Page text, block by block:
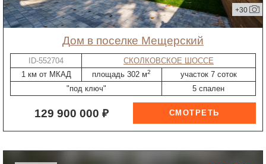
+30
дом в поселке Мещерский
ID-552704
СКОЛКОВСКОЕ ШОССЕ
1 км от МКАД
площадь 302 м2
участок 7 соток
"под ключ"
5 спален
129 900 000 ₽